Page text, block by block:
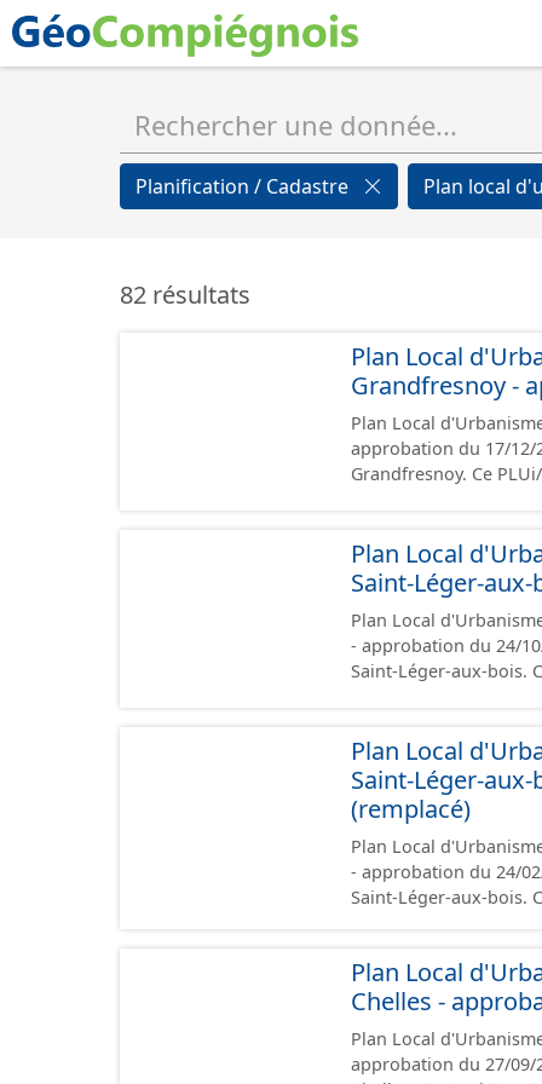
Planification / Cadastre Plan local
82 résultats
Plan Local
Grandfresnoy -
Plan Local
approbation du 17/12/2024 Ce lot informe du droit à bâtir sur la
Grandfresnoy. Ce
zonages), les
géographiques. Malgré l'attention portée à la création de ces données, il est
rappelé que seuls
de vue juridique.
Plan Local
Saint-Léger-
Plan Local
- approbation du 24/10/2025 Ce lot informe du droit à bâtir sur
Saint-Léger-aux-bois.
zonages), les
géographiques. Malgré l'attention portée à la création de ces données, il est
rappelé que seuls les
de vue juridique.
Plan Local
Saint-Léger-
(remplacé)
Plan Local
- approbation du 24/02/2020 Ce lot informe du droit à bâtir sur
Saint-Léger-aux-bois.
zonages), les
géographiques. Malgré l'attention portée à la création de ces données, il est
rappelé que seuls
de vue juridique.
Plan Local
Chelles -
Plan Local
approbation du 27/09/2024. Ce lot informe du droit à bâtir sur